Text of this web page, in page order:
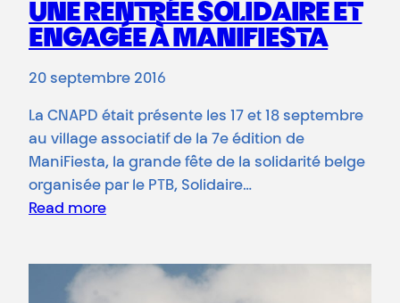
UNE RENTRÉE SOLIDAIRE ET
ENGAGÉE À MANIFIESTA
20 septembre 2016
La CNAPD était présente les 17 et 18 septembre
au village associatif de la 7e édition de
ManiFiesta, la grande fête de la solidarité belge
organisée par le PTB, Solidaire…
Read more